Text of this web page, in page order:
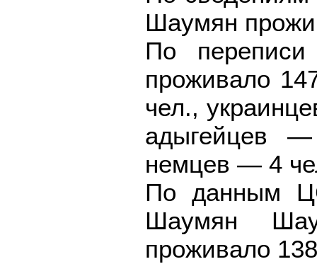
Шаумян
По
проживало
чел.,
адыгейцев
немцев — 4
По данным
Шаумян
проживало